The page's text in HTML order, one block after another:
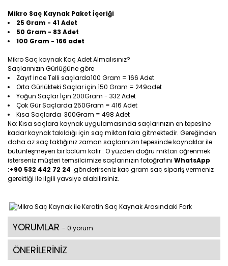
Mikro Saç Kaynak Paket İçeriği
25 Gram - 41 Adet
50 Gram - 83 Adet
100 Gram - 166 adet
Mikro Saç kaynak Kaç Adet Almalısınız?
Saçlarınızın Gürlüğüne göre
Zayıf İnce Telli saçlarda100 Gram = 166 Adet
Orta Gürlükteki Saçlar için 150 Gram = 249adet
Yoğun Saçlar İçin 200Gram - 332 Adet
Çok Gür Saçlarda 250Gram = 416 Adet
Kısa Saçlarda 300Gram = 498 Adet
No: Kısa saçlara kaynak uygulamasında saçlarınızın en tepesine
kadar kaynak takıldığı için saç miktarı fala gitmektedir. Gereğinden
daha az saç taktığınız zaman saçlarınızın tepesinde kaynaklar ile
bütünleşmeyen bir bölüm kalır . O yüzden doğru miktarı öğrenmek
isterseniz müşteri temsilcimize saçlarınızın fotoğrafını WhatsApp
:+90 532 442 72 24 gönderirseniz kaç gram saç sipariş vermeniz
gerektiği ile ilgili yavsiye alabilirsiniz.
YORUMLAR - 0 yorum
ÖNERİLERİNİZ